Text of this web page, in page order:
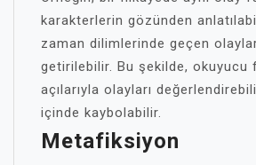
karakterlerin gözünden
zaman dilimlerinde geçen
getirilebilir. Bu şekilde, okuyucu
açılarıyla olayları
içinde kaybolabilir.
Metafiksiyon